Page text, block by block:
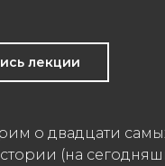
лекции
о двадцати
(на